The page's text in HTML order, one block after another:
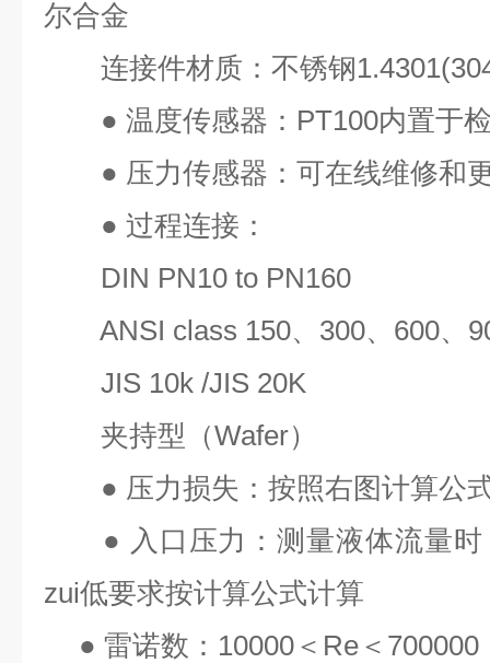
尔合金
连接件材质：不锈钢
● 温度传感器： PT100内置于
● 压力传感器：可在线维修和
● 过程连接：
DIN PN10 to PN160
ANSI class 150、 300、 600、
JIS 10k /JIS 20K
夹持型（Wafer）
● 压力损失：按照右图计算公
● 入口压力：测量液体流量
zui低要求按计算公式计算
● 雷诺数： 10000 ＜ Re ＜ 700000